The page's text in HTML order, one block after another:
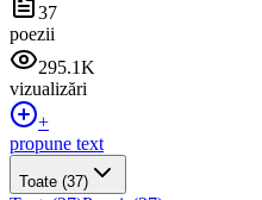
37
poezii
295.1K
vizualizări
+
propune text
Toate (37)